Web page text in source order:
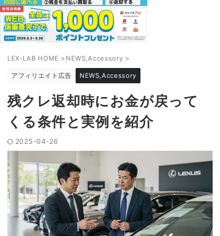
LEX-LAB HOME >NEWS,Accessory >
アフィリエイト広告 NEWS,Accessory
残クレ返却時にお金が戻って
くる条件と実例を紹介
2025-04-26